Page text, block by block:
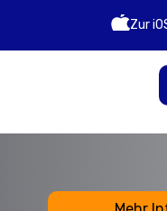
Zur